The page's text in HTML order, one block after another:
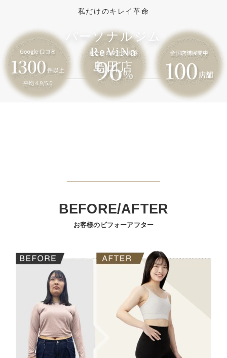
私だけのキレイ革命
パーソナルジム
ReViNa
島田店
BEFORE/AFTER
お客様のビフォーアフター